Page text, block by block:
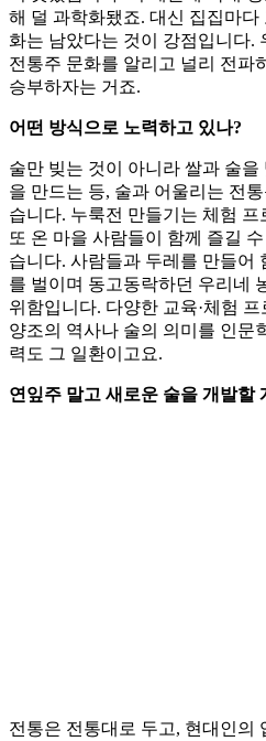
해 덜 과학화됐죠. 대신 집집마
화는 남았다는 것이 강점입니다.
전통주 문화를 알리고 널리 전파
승부하자는 거죠.
어떤 방식으로 노력하고 있나?
술만 빚는 것이 아니라 쌀과 술
을 만드는 등, 술과 어울리는 전
습니다. 누룩전 만들기는 체험
또 온 마을 사람들이 함께 즐길
습니다. 사람들과 두레를 만들어
를 벌이며 동고동락하던 우리네
위함입니다. 다양한 교육·체험
양조의 역사나 술의 의미를 인문
력도 그 일환이고요.
연잎주 말고 새로운 술을 개발할
전통은 전통대로 두고, 현대인의